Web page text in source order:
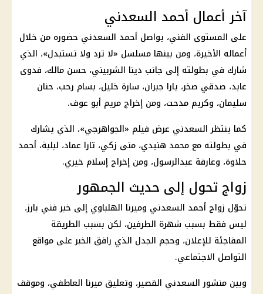
آخر أعمال أحمد السعدني
على المستوى الفني، يواصل أحمد السعدني حضوره من خلال
أعماله الأخيرة، ومن بينها مسلسل «لا ترد ولا تستبدل»، الذي
شارك في بطولته إلى جانب دينا الشربيني، حسن مالك، فدوى
عابد، صدقي صخر، يارا جبران، سارة خليل، بسام رحب، حنان
سليمان، وكريم مدحت، ومن إخراج مريم أبو عوف.
كما ينتظر السعدني عرض فيلم «الجواهرجي»، الذي يشارك
في بطولته مع محمد هنيدي، منى زكي، تارا عماد، لبلبة، أحمد
حلاوة، وعارفة عبدالرسول، ومن إخراج إسلام خيري.
زواج تحول إلى حديث الجمهور
تحوّل زواج أحمد السعدني وميرنا الهلباوي إلى خبر فني بارز،
ليس فقط بسبب شهرة الطرفين، لكن بسبب الطريقة
المفاجئة للإعلان، وحجم الجدل الذي رافق الخبر على مواقع
التواصل الاجتماعي.
وبين منشور السعدني القصير، وتعليق ميرنا العاطفي، وموقف